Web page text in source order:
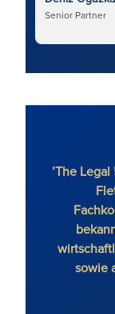
Senior Partner
’The
sowie